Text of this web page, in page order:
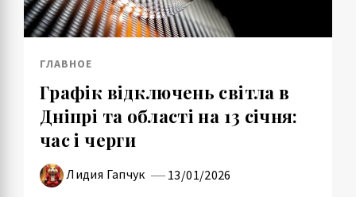
ГЛАВНОЕ
Графік відключень світла в
Дніпрі та області на 13 січня:
час і черги
Лидия Гапчук 13/01/2026